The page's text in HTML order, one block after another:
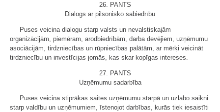
26. PANTS
Dialogs ar pilsonisko sabiedrību
Puses veicina dialogu starp valsts un nevalstiskajām
organizācijām, piemēram, arodbiedrībām, darba devējiem, uzņēmumu
asociācijām, tirdzniecības un rūpniecības palātām, ar mērķi veicināt
tirdzniecību un investīcijas jomās, kas skar kopīgas intereses.
27. PANTS
Uzņēmumu sadarbība
Puses veicina stiprākas saites uzņēmumu starpā un uzlabo saikni
starp valdību un uzņēmumiem, īstenojot darbības, kurās tiek iesaistīti